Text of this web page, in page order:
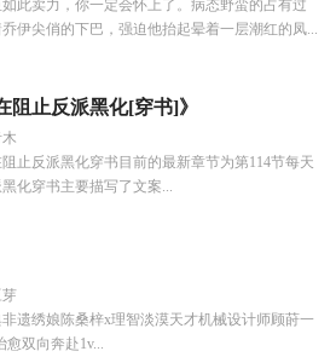
此卖力，你一定会怀上了。病态野蛮的占有过
伊尖俏的下巴，强迫他抬起晕着一层潮红的凤...
阻止反派黑化[穿书]》
止反派黑化穿书目前的最新章节为第114节每天
化穿书主要描写了文案...
遗绣娘陈桑梓x理智淡漠天才机械设计师顾莳一
愈双向奔赴1v...